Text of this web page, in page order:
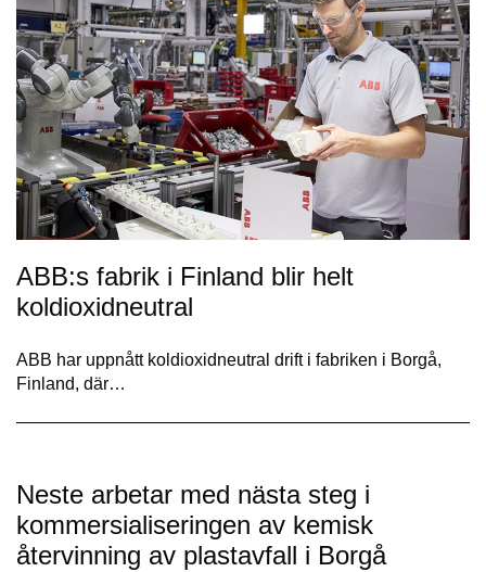
ABB:s fabrik i Finland blir helt
koldioxidneutral
ABB har uppnått koldioxidneutral drift i fabriken i Borgå,
Finland, där…
Neste arbetar med nästa steg i
kommersialiseringen av kemisk
återvinning av plastavfall i Borgå